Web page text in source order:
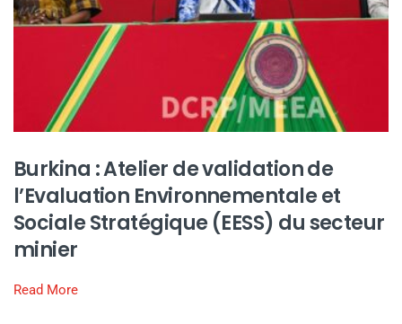
Burkina : Atelier de validation de
l’Evaluation Environnementale et
Sociale Stratégique (EESS) du secteur
minier
Read More